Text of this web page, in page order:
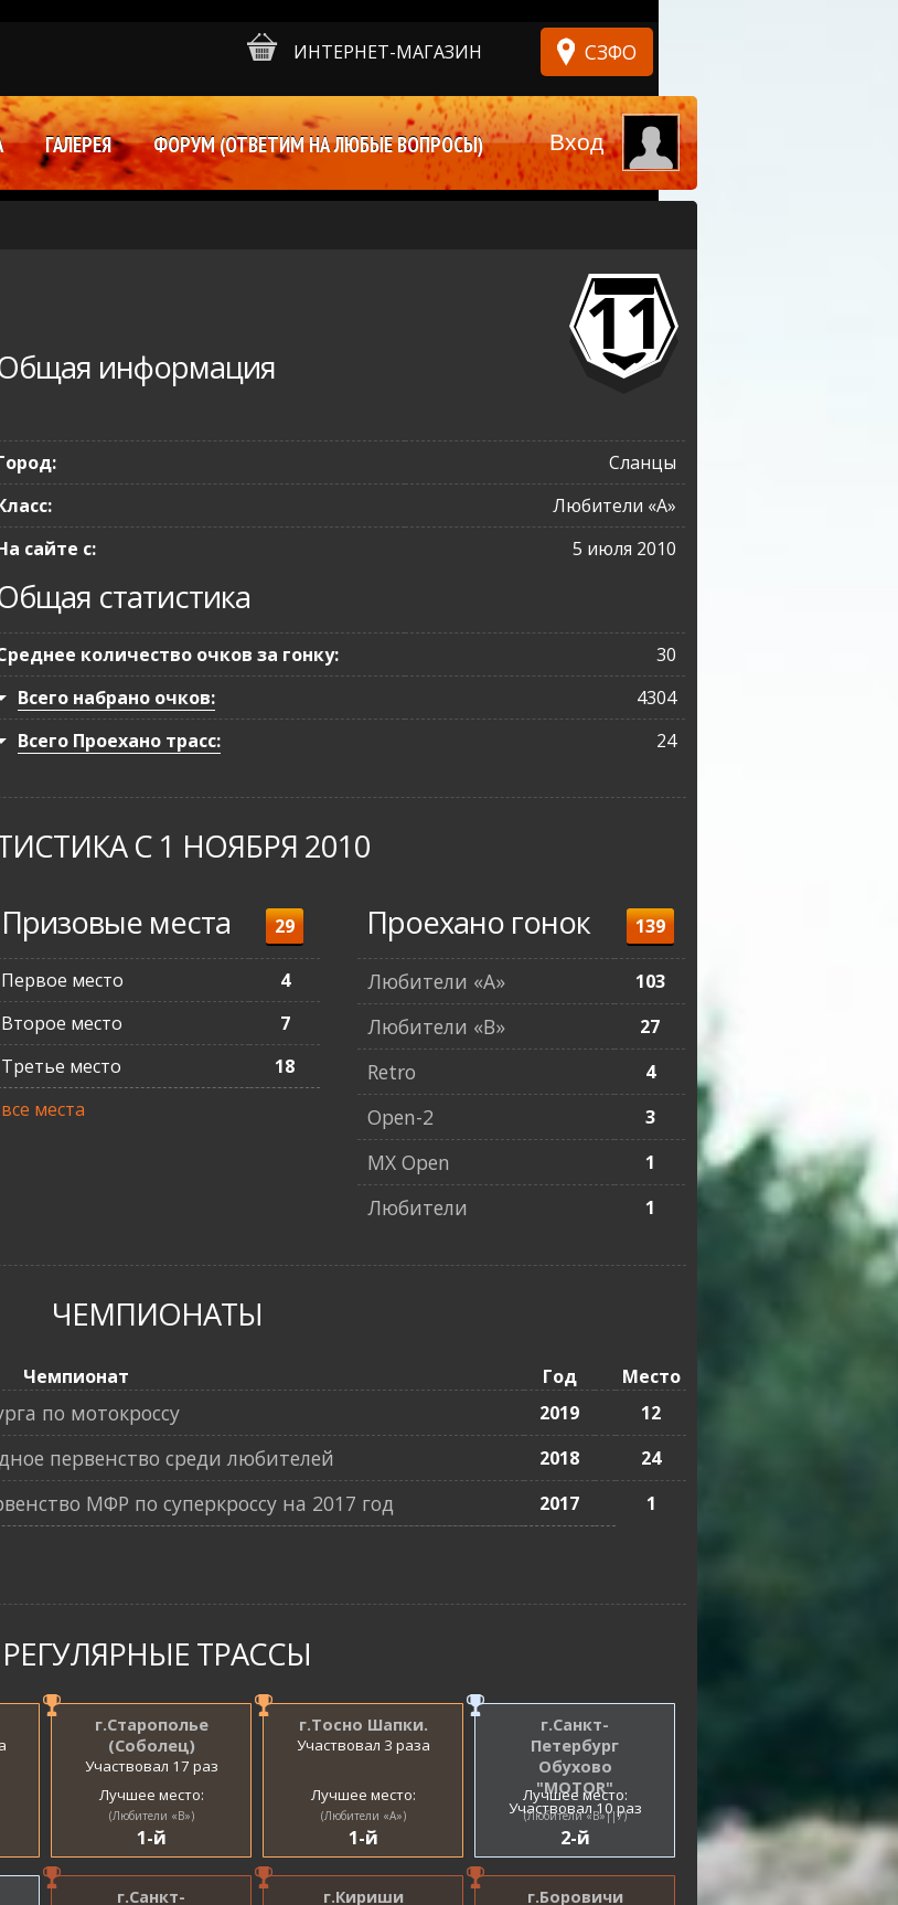
11
информация
Сланцы
Любители «A»
сайте с:
5 июля 2010
статистика
количество очков за гонку:
30
Всего набрано очков:
4304
Всего Проехано трасс:
24
С 1 НОЯБРЯ 2010
Призовые места 29
Первое место
4
Второе место
7
Третье место
18
все места
Проехано гонок 139
Любители «A» 103
Любители «B» 27
Retro 4
Open-2 3
MX Open 1
Любители 1
ЧЕМПИОНАТЫ
Чемпионат Год Место
по мотокроссу 2019 12
первенство среди любителей 2018 24
МФР по суперкроссу на 2017 год 2017
1
РЕГУЛЯРНЫЕ ТРАССЫ
г.Старополье
(Соболец)
Участвовал 17 раз
Лучшее место:
(Любители «B»)
1-й
г.Тосно Шапки.
Участвовал 3 раза
Лучшее место:
(Любители «A»)
1-й
г.Санкт-
Петербург
Обухово
"MOTOR"
Участвовал 10 раз
Лучшее место:
(Любители «B»||7)
2-й
г.Санкт-
г.Кириши г.Боровичи
ИНТЕРНЕТ-МАГАЗИН СЗФО
ГАЛЕРЕЯ ФОРУМ (ОТВЕТИМ НА ЛЮБЫЕ ВОПРОСЫ) Вход